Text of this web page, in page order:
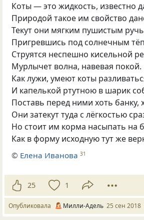
Коты — это жидкость, известно
Природой такое им свойство
Текут они мягким пушистым
Пригревшись под солнечным
Струятся неспешно кисельной
Мурлычет волна, навевая покой.
Как лужи, умеют коты
И капелькой ртутною в шарик
Поставь перед ними хоть банку,
Они затекут туда с лёгкостью
Но стоит им корма насыпать на
Как в форму исходную тут же
© Елена Иванова 31
25 1
Опубликовала Милли-Адель 25 сен 2018